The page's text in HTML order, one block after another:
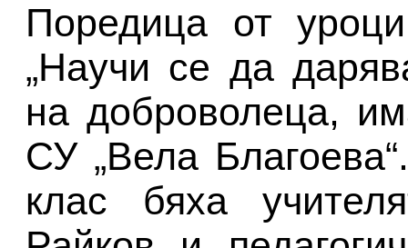
Поредица от
„Научи се да
на доброволеца,
СУ „Вела
клас бяха